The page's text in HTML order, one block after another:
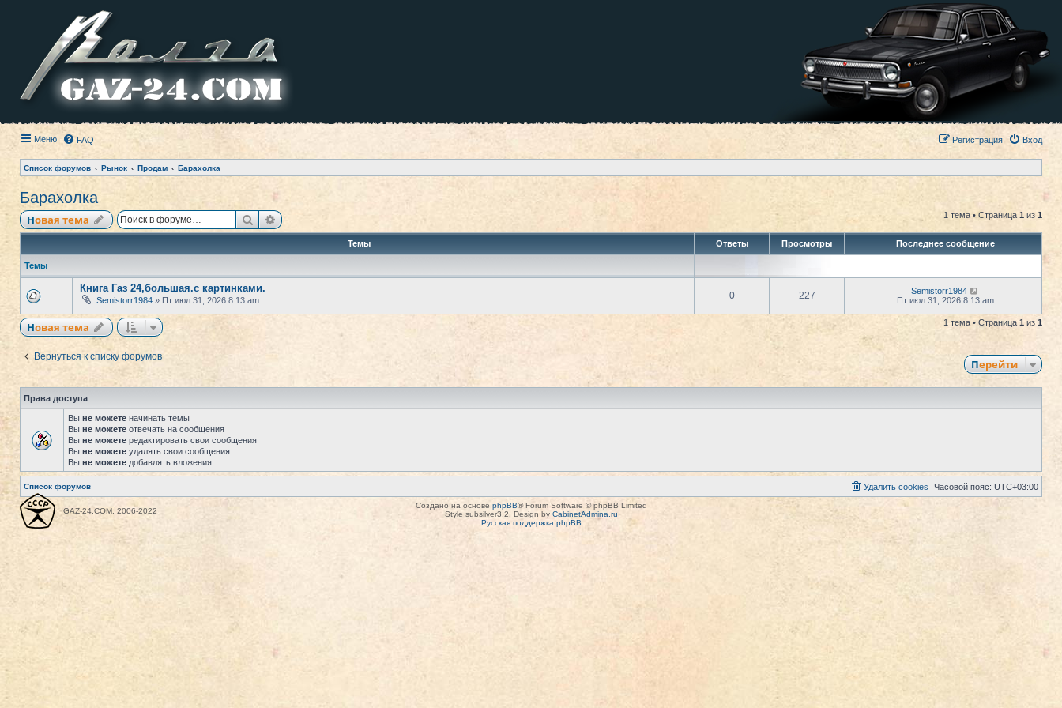
Меню FAQ Вход
Регистрация
Список форумов Рынок Продам Барахолка
Барахолка
Новая тема ПоискРасширенный поиск 1 тема • Страница 1 из 1
Темы Ответы Просмотры Последнее сообщение
Темы
Книга Газ 24,большая.с картинками.
Semistorr1984 » Пт июл 31, 2026 8:13 am 0 227
Semistorr1984
Пт июл 31, 2026 8:13 am
Новая тема 1 тема • Страница 1 из 1
Вернуться к списку форумов
Перейти
Права доступа
Вы не можете начинать темы
Вы не можете отвечать на сообщения
Вы не можете редактировать свои сообщения
Вы не можете удалять свои сообщения
Вы не можете добавлять вложения
Список форумов Часовой пояс: UTC+03:00
Удалить cookies
GAZ-24.COM, 2006-2022
Создано на основе phpBB® Forum Software © phpBB Limited
Style subsilver3.2. Design by CabinetAdmina.ru
Русская поддержка phpBB